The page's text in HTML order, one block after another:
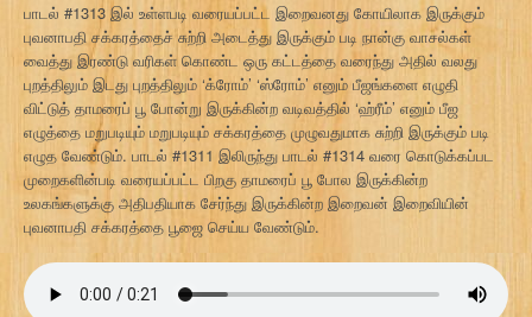
பாடல் #1313 இல் உள்ளபடி வரையப்பட்ட இறைவனது கோயிலாக இருக்கும்
புவனாபதி சக்கரத்தைச் சுற்றி அடைத்து இருக்கும் படி நான்கு வாசல்கள்
வைத்து இரண்டு வரிகள் கொண்ட ஒரு கட்டத்தை வரைந்து அதில் வலது
புறத்திலும் இடது புறத்திலும் ‘க்ரோம்’ ‘ஸ்ரோம்’ எனும் பீஜங்களை எழுதி
விட்டுத் தாமரைப் பூ போன்று இருக்கின்ற வடிவத்தில் ‘ஹ்ரீம்’ எனும் பீஜ
எழுத்தை மறுபடியும் மறுபடியும் சக்கரத்தை முழுவதுமாக சுற்றி இருக்கும் படி
எழுத வேண்டும். பாடல் #1311 இலிருந்து பாடல் #1314 வரை கொடுக்கப்பட
முறைகளின்படி வரையப்பட்ட பிறகு தாமரைப் பூ போல இருக்கின்ற
உலகங்களுக்கு அதிபதியாக சேர்ந்து இருக்கின்ற இறைவன் இறைவியின்
புவனாபதி சக்கரத்தை பூஜை செய்ய வேண்டும்.